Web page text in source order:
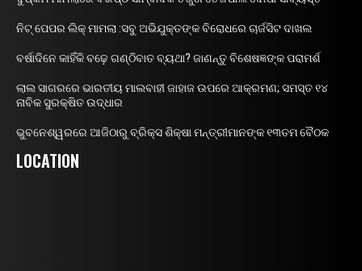
ନିଟ୍ ପେପର ଲିକ୍ ମାମଲା :ସବୁ ଅଭିଯୁକ୍ତଙ୍କ ବିରୋଧରେ ଚାର୍ଜସିଟ ଦାଖଲ
ବର୍ଷାଦିନେ କାହିଁକି ବଢ଼େ ଗଣ୍ଠିବାତ ବ୍ୟଥା? ଜାଣନ୍ତୁ ବିଶେଷଜ୍ଞଙ୍କ ପରାମର୍ଶ
ଲାଲ ସାଗରରେ ଭାରତୀୟ ମାଲବାହୀ ଜାହାଜ ଉପରେ ଆକ୍ରମଣ; ସମସ୍ତ ୧୪
ନାବିକ ସୁରକ୍ଷିତ ଉଦ୍ଧାର
ଭୁବନେଶ୍ୱରରେ ଆଜିଠାରୁ ବ୍ରିକ୍ସ ଶିକ୍ଷା ମନ୍ତ୍ରୀମାନଙ୍କ ୧୩ତମ ବୈଠକ
LOCATION